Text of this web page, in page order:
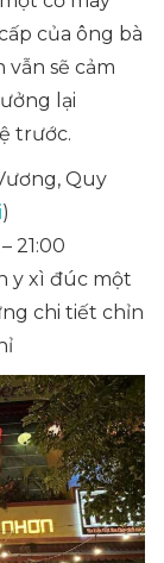
của ông bà
sẽ cảm
lại
trước.
Quy
)
21:00
y xì đúc một
chi tiết chỉn